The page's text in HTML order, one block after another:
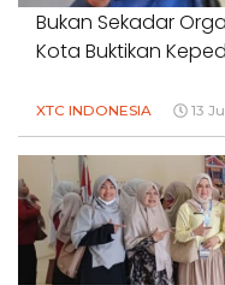
Bukan Sekadar
Kota Buktikan
XTC INDONESIA 13